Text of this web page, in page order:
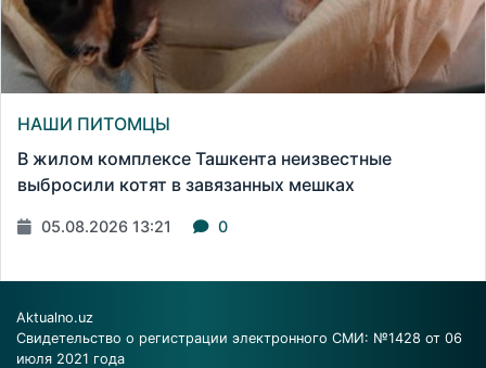
НАШИ ПИТОМЦЫ
В жилом комплексе Ташкента неизвестные
выбросили котят в завязанных мешках
05.08.2026 13:21 0
Aktualno.uz
Свидетельство о регистрации электронного СМИ: №1428 от 06
июля 2021 года